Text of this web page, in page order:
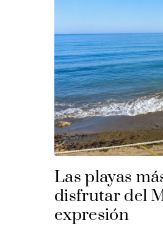
Las playas
disfrutar del
expresión